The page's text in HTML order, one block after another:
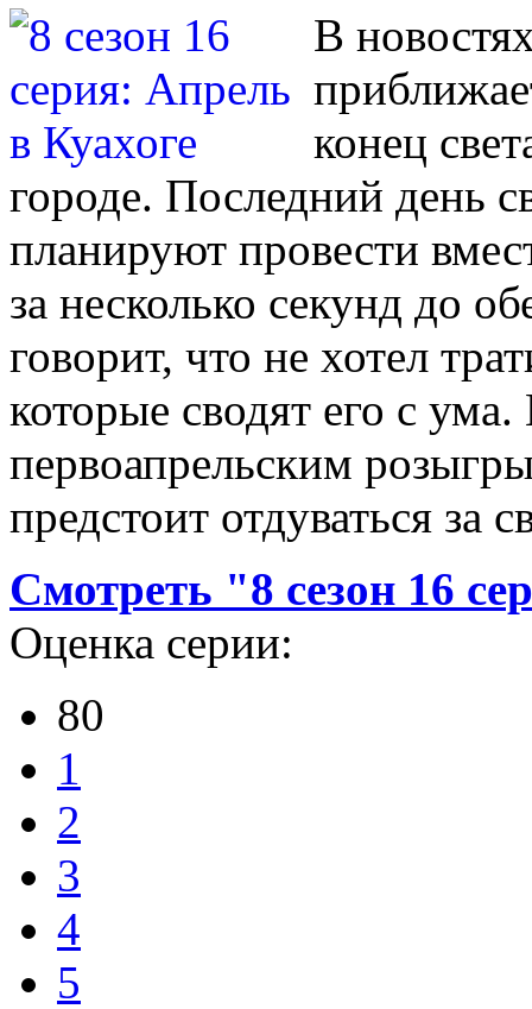
В
конец
городе. Последний день
планируют провести
за несколько секунд до
говорит, что не хотел
которые сводят его с ума.
первоапрельским
предстоит отдуваться за
Смотреть "8 сезон 16
Оценка серии:
80
1
2
3
4
5